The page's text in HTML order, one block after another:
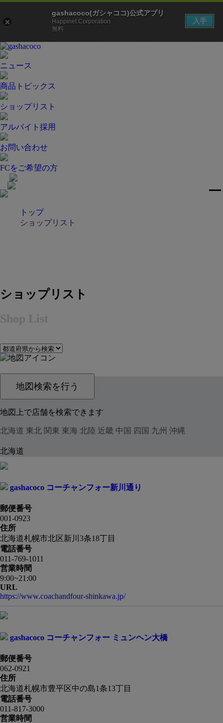
gashacoco(ガシャココ)公式アプリ
Happinet Corporation
無料
入手
ニュース
商品トピックス
ショップリスト
アルバイト採用
お問い合わせ
FCをご希望の方
トップ
ショップリスト
ショップリスト
地図検索を行う
地図上で店舗を検索できます
北海道 東北 関東 東海 北陸 近畿 中国 四国 九州 沖縄
北海道
gashacoco コーチャンフォー新川通り
郵便番号
001-0923
住所
北海道札幌市北区新川3条18丁目
電話番号
011-769-1011
営業時間
9:00~21:00
URL
https://www.coachandfour-shinkawa.jp/
gashacoco コーチャンフォー ミュンヘン大橋
郵便番号
062-0921
住所
北海道札幌市豊平区中の島1条13丁目
電話番号
011-817-3000
営業時間